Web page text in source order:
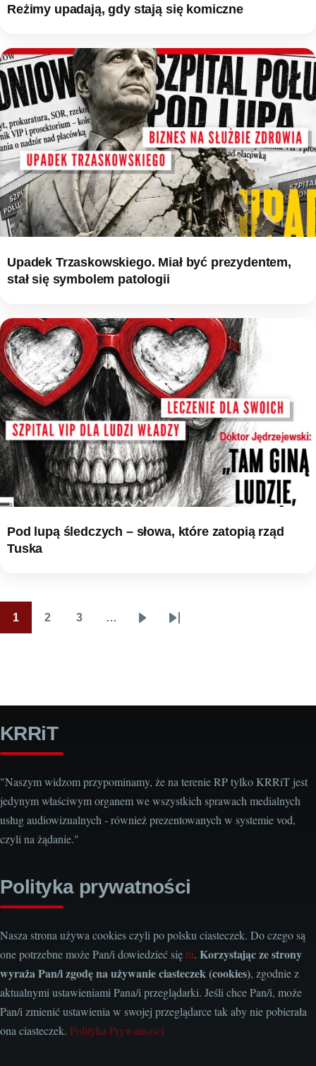
Reżimy upadają, gdy stają się komiczne
Upadek Trzaskowskiego. Miał być prezydentem,
stał się symbolem patologii
Pod lupą śledczych – słowa, które zatopią rząd
Tuska
Stronicowanie
Page
1
Page
2
Page
3 …
NastępnaOstatnia
KRRiT
"Naszym widzom przypominamy, że na terenie RP tylko KRRiT jest
jedynym właściwym organem we wszystkich sprawach medialnych
usług audiowizualnych - również prezentowanych w systemie vod,
czyli na żądanie."
Polityka prywatności
Nasza strona używa cookies czyli po polsku ciasteczek. Do czego są
one potrzebne może Pan/i dowiedzieć siętu. Korzystając ze strony
wyraża Pan/i zgodę na używanie ciasteczek (cookies), zgodnie z
aktualnymi ustawieniami Pana/i przeglądarki. Jeśli chce Pan/i, może
Pan/i zmienić ustawienia w swojej przeglądarce tak aby nie pobierała
ona ciasteczek. Polityka Prywatności